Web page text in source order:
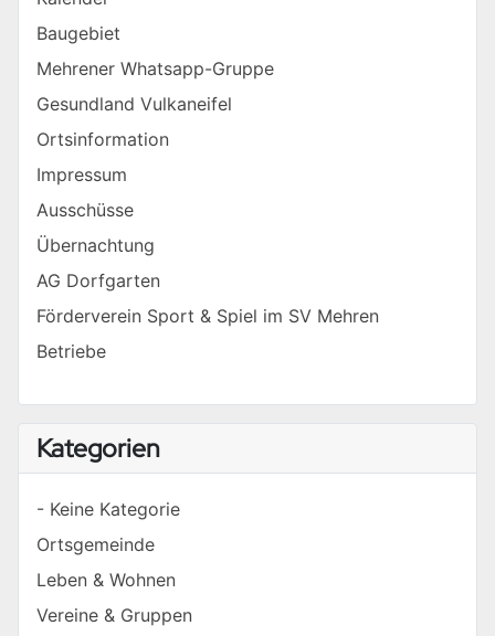
Baugebiet
Mehrener Whatsapp-Gruppe
Gesundland Vulkaneifel
Ortsinformation
Impressum
Ausschüsse
Übernachtung
AG Dorfgarten
Förderverein Sport & Spiel im SV Mehren
Betriebe
Kategorien
- Keine Kategorie
Ortsgemeinde
Leben & Wohnen
Vereine & Gruppen